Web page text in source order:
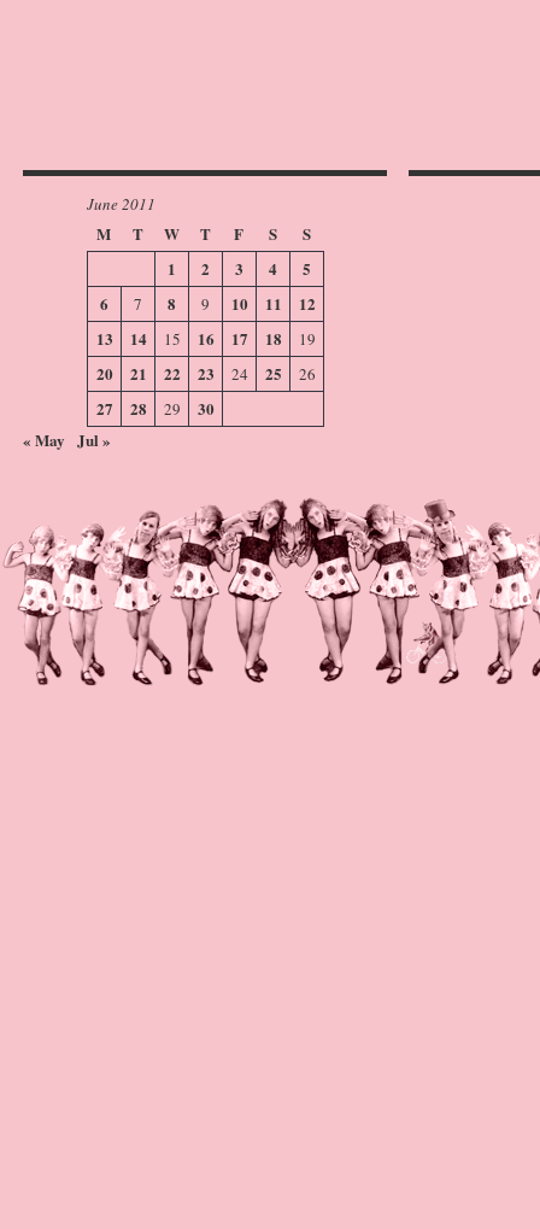
June 2011
M T W T F S
S
1
2 3 4
5
6
7 8 9 10 11
12
13
14 15 16 17 18 19
20 21 22 23 24 25 26
27 28 29
30
« May Jul »